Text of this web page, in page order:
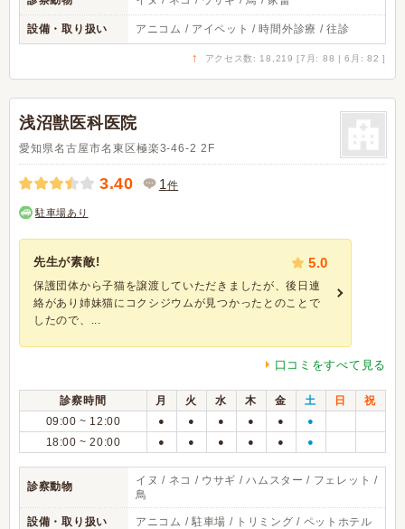
設備・取り扱い アニコム / アイペット / 時間外診療 / 往診
↑ アクセス数: 18,219 [7月: 88 | 6月: 82 ]
浅沼獣医科医院
愛知県名古屋市名東区極楽3-46-2 2F
3.40 1件
駐車場あり
先生が素敵! 5.0
保護団体から子猫を譲渡していただきましたが、後日連
絡があり姉妹猫にコクシジウムが見つかったとのことで
したので、...
口コミをすべて見る
診察時間 月 火 水 木 金 土 日
祝
09:00 ~ 12:00
● ● ● ● ● ●
18:00 ~ 20:00 ● ● ● ● ● ●
診察動物
イヌ / ネコ / ウサギ / ハムスター / フェレット /
鳥
設備・取り扱い アニコム / 駐車場 / トリミング / ペットホテル